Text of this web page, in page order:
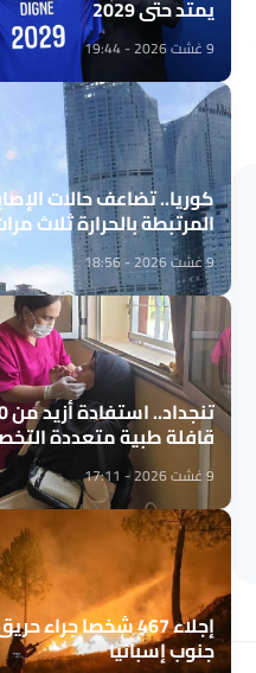
يمتد حتى 2029
9 غشت 2026 - 19:44
كوريا.. تضاعف حالات
المرتبطة بالحرارة ثلاث
9 غشت 2026 - 18:56
قافلة طبية متعددة
9 غشت 2026 - 17:11
إجلاء 467 شخصا
جنوب إسبانيا